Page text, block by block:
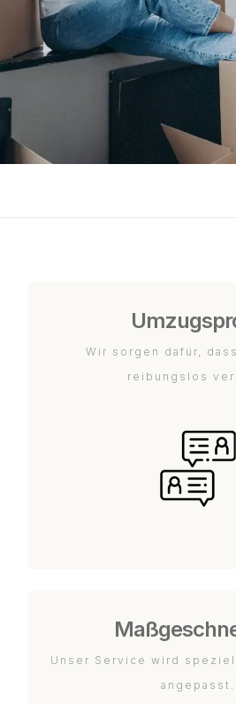
Wir sorgen dafür,
reibungslos
Unser Service wird
angepasst.